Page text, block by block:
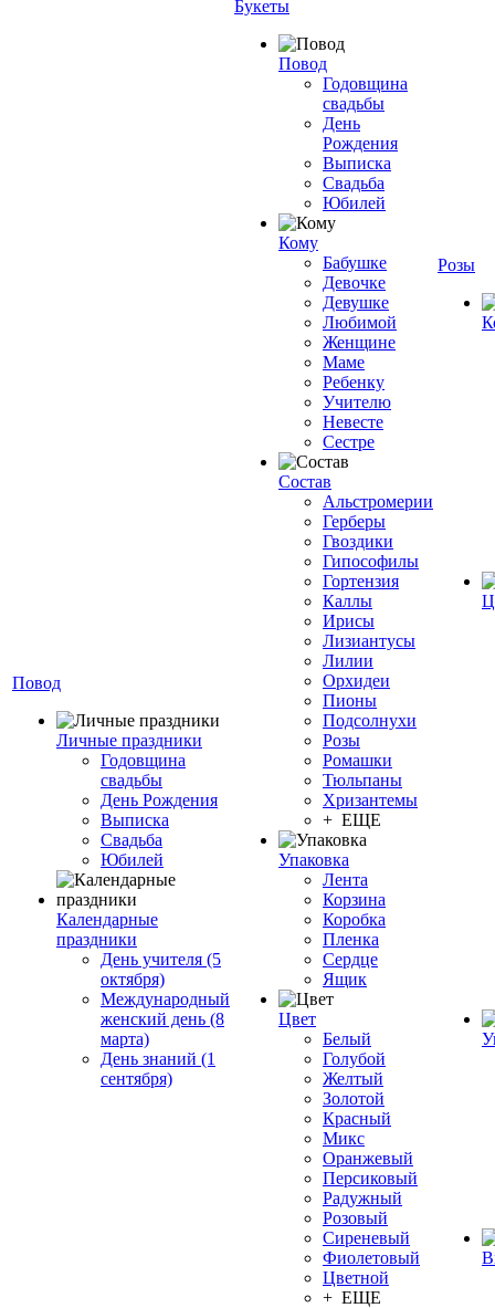
Повод
Личные праздники
Годовщина
свадьбы
День Рождения
Выписка
Свадьба
Юбилей
Календарные
праздники
День учителя (5
октября)
Международный
женский день (8
марта)
День знаний (1
сентября)
Букеты
Повод
Годовщина
свадьбы
День
Рождения
Выписка
Свадьба
Юбилей
Кому
Бабушке
Девочке
Девушке
Любимой
Женщине
Маме
Ребенку
Учителю
Невесте
Сестре
Состав
Альстромерии
Герберы
Гвоздики
Гипософилы
Гортензия
Каллы
Ирисы
Лизиантусы
Лилии
Орхидеи
Пионы
Подсолнухи
Розы
Ромашки
Тюльпаны
Хризантемы
+ ЕЩЕ
Упаковка
Лента
Корзина
Коробка
Пленка
Сердце
Ящик
Цвет
Белый
Голубой
Желтый
Золотой
Красный
Микс
Оранжевый
Персиковый
Радужный
Розовый
Сиреневый
Фиолетовый
Цветной
+ ЕЩЕ
Розы